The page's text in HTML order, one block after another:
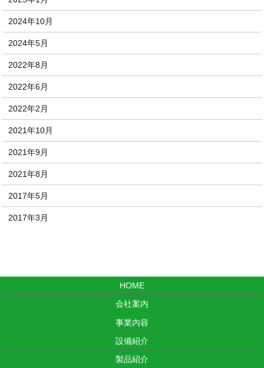
2024年10月
2024年5月
2022年8月
2022年6月
2022年2月
2021年10月
2021年9月
2021年8月
2017年5月
2017年3月
HOME
会社案内
事業内容
設備紹介
製品紹介